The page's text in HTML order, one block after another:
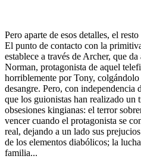
Pero aparte de esos detalles, el
El punto de contacto con la
establece a través de Archer, que
Norman, protagonista de aquel
horriblemente por Tony,
desangre. Pero, con independencia
que los guionistas han realizado un
obsesiones kingianas: el terror
vencer cuando el protagonista se
real, dejando a un lado sus
de los elementos diabólicos; la
familia...